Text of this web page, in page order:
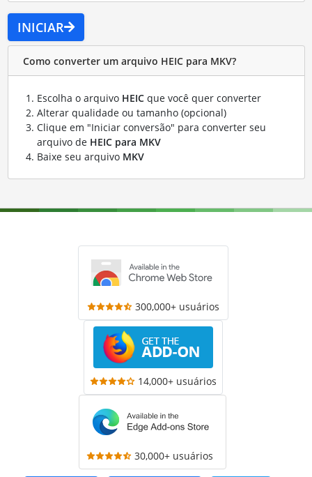
INICIAR
Como converter um arquivo HEIC para MKV?
Escolha o arquivo HEICque você quer converter
Alterar qualidade ou tamanho (opcional)
Clique em "Iniciar conversão" para converter seu
arquivo de HEIC para MKV
Baixe seu arquivo MKV
300,000+ usuários
14,000+ usuários
30,000+ usuários